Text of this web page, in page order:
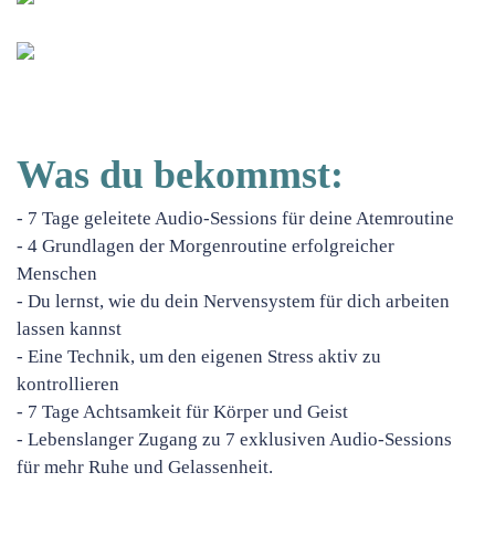
Was du bekommst:
- 7 Tage geleitete Audio-Sessions für deine Atemroutine
- 4 Grundlagen der Morgenroutine erfolgreicher
Menschen
- Du lernst, wie du dein Nervensystem für dich arbeiten
lassen kannst
- Eine Technik, um den eigenen Stress aktiv zu
kontrollieren
- 7 Tage Achtsamkeit für Körper und Geist
- Lebenslanger Zugang zu 7 exklusiven Audio-Sessions
für mehr Ruhe und Gelassenheit.